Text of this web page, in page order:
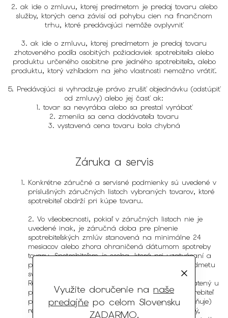
Využite doručenie na naše
predajňepo celom Slovensku
ZADARMO.
2. ak ide o zmluvu, ktorej predmetom je predaj tovaru alebo
služby, ktorých cena závisí od pohybu cien na finančnom
trhu, ktoré predávajúci nemôže ovplyvniť
3. ak ide o zmluvu, ktorej predmetom je predaj tovaru
zhotoveného podľa osobitých požiadaviek spotrebiteľa alebo
produktu určeného osobitne pre jedného spotrebiteľa, alebo
produktu, ktorý vzhľadom na jeho vlastnosti nemožno vrátiť.
5. Predávajúci si vyhradzuje právo zrušiť objednávku (odstúpiť
od zmluvy) alebo jej časť ak:
1. tovar sa nevyrába alebo sa prestal vyrábať
2. zmenila sa cena dodávateľa tovaru
3. vystavená cena tovaru bola chybná
Záruka a servis
Konkrétne záručné a servisné podmienky sú uvedené v
príslušných záručných listoch vybraných tovarov, ktoré
spotrebiteľ obdrží pri kúpe tovaru.
2. Vo všeobecnosti, pokiaľ v záručných listoch nie je
uvedené inak, je záručná doba pre plnenie
spotrebiteľských zmlúv stanovená na minimálne 24
mesiacov alebo zhora ohraničená dátumom spotreby
tovaru. Spotrebiteľom je osoba, ktorá pri uzatváraní a
plnení spotrebiteľskej zmluvy nekoná v rámci predmetu
svojej obchodnej alebo inej podnikateľskej činnosti.
Reklamovať je možné len tovar zakúpený a zaplatený u
predávajúceho. Pri uplatnení reklamácie je spotrebiteľ
povinný doručiť (pokiaľ to charakter tovaru umožňuje)
reklamovaný tovar čistý, mechanicky nepoškodený,